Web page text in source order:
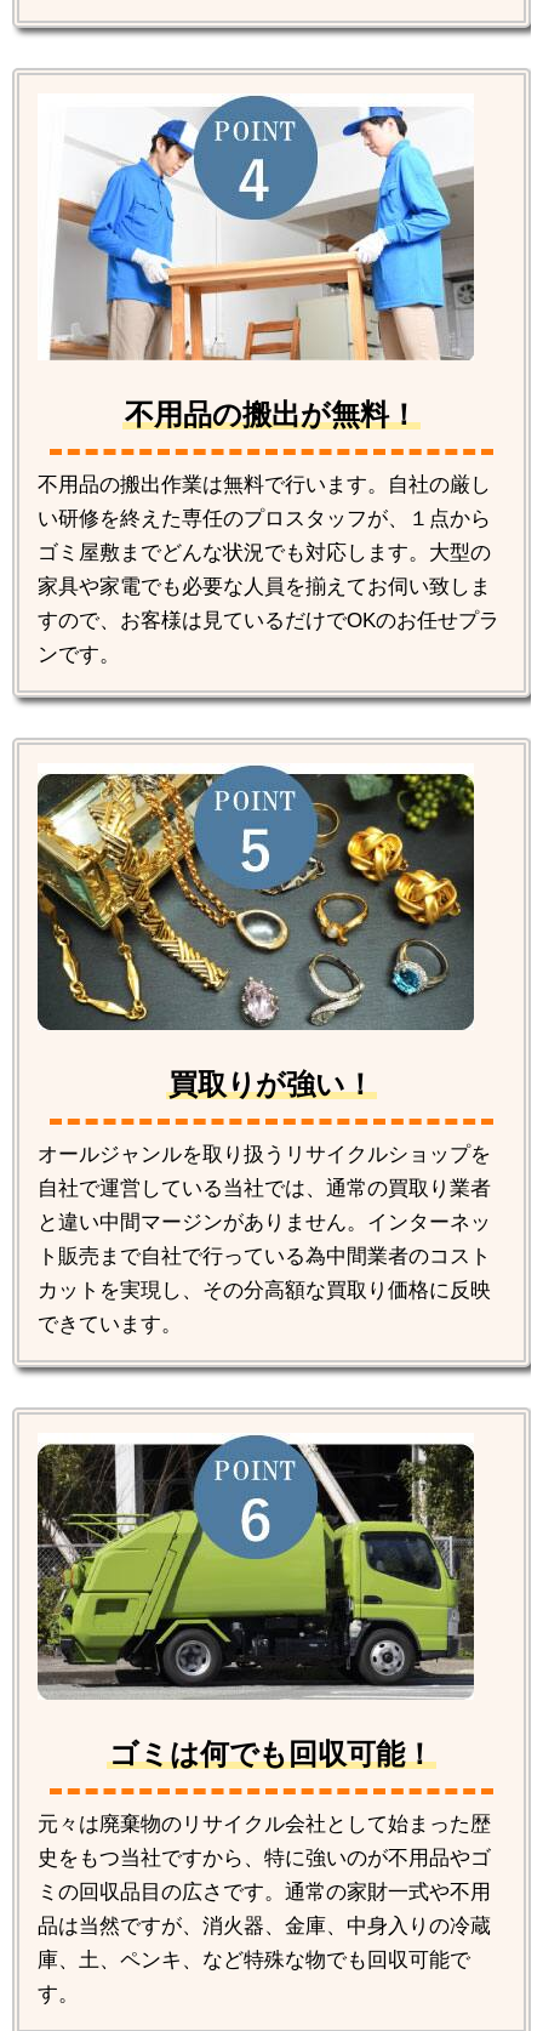
不用品の搬出が無料！
不用品の搬出作業は無料で行います。自社の厳し
い研修を終えた専任のプロスタッフが、１点から
ゴミ屋敷までどんな状況でも対応します。大型の
家具や家電でも必要な人員を揃えてお伺い致しま
すので、お客様は見ているだけでOKのお任せプラ
ンです。
買取りが強い！
オールジャンルを取り扱うリサイクルショップを
自社で運営している当社では、通常の買取り業者
と違い中間マージンがありません。インターネッ
ト販売まで自社で行っている為中間業者のコスト
カットを実現し、その分高額な買取り価格に反映
できています。
ゴミは何でも回収可能！
元々は廃棄物のリサイクル会社として始まった歴
史をもつ当社ですから、特に強いのが不用品やゴ
ミの回収品目の広さです。通常の家財一式や不用
品は当然ですが、消火器、金庫、中身入りの冷蔵
庫、土、ペンキ、など特殊な物でも回収可能で
す。